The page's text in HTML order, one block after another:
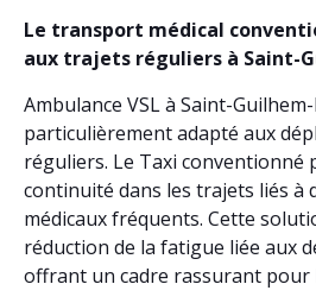
Le transport médical
aux trajets réguliers à Saint-
Ambulance VSL à Saint-
particulièrement adapté aux
réguliers. Le Taxi conventionné
continuité dans les trajets liés à
médicaux fréquents. Cette
réduction de la fatigue liée aux
offrant un cadre rassurant pour